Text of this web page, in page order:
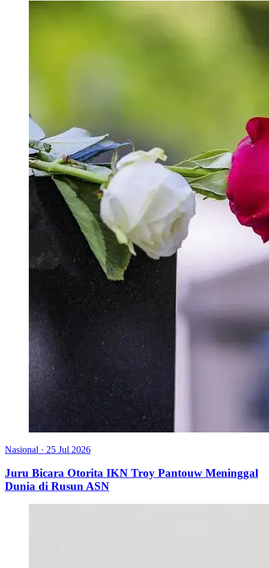
Nasional · 25 Jul 2026
Juru Bicara Otorita IKN Troy Pantouw Meninggal
Dunia di Rusun ASN